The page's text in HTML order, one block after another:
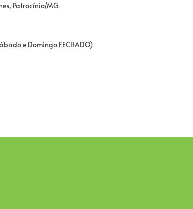
Patrocínio/MG
e Domingo FECHADO)